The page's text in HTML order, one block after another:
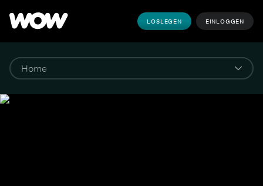
LOSLEGEN EINLOGGEN